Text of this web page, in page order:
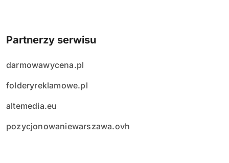
Partnerzy serwisu
darmowawycena.pl
folderyreklamowe.pl
altemedia.eu
pozycjonowaniewarszawa.ovh